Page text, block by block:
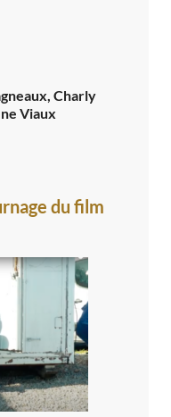
Charly
Viaux
du film